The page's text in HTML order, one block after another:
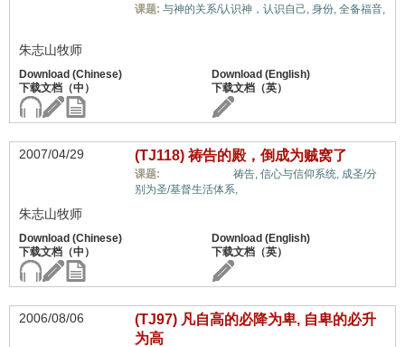
课题: 与神的关系/认识神，认识自己, 身份, 全备福音,
朱志山牧师
2007/04/29 (TJ118) 祷告的殿，倒成为贼窝了
课题: 祷告, 信心与信仰系统, 成圣/分
别为圣/基督生活体系,
朱志山牧师
2006/08/06
(TJ97) 凡自高的必降为卑, 自卑的必升
为高